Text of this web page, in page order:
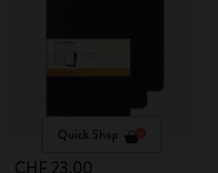
Quick Shop